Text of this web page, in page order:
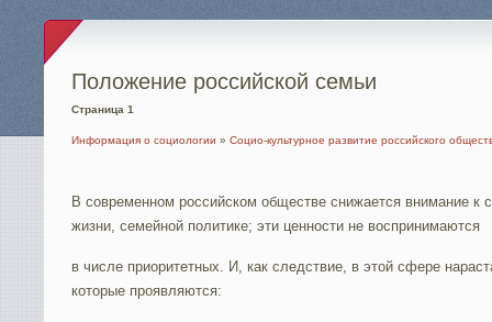
Положение российской семьи
Страница 1
Информация о социологии » Социо-культурное развитие российского
В современном российском обществе снижается внимание к
жизни, семейной политике; эти ценности не воспринимаются
в числе приоритетных. И, как следствие, в этой сфере
которые проявляются: